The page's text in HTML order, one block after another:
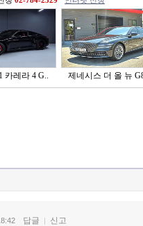
카레라 4 G.. 제네시스 더 올 뉴
답글 신고